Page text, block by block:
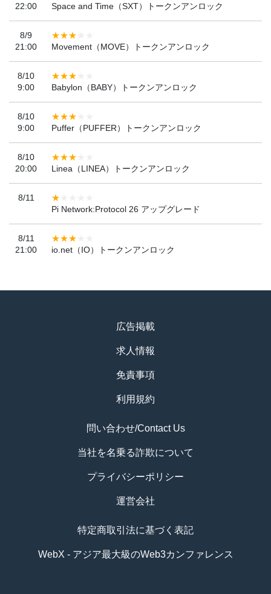
22:00
Space and Time（SXT）トークンアンロック
8/9
21:00
Movement（MOVE）トークンアンロック
8/10
9:00
Babylon（BABY）トークンアンロック
8/10
9:00
Puffer（PUFFER）トークンアンロック
8/10
20:00
Linea（LINEA）トークンアンロック
8/11
Pi Network:Protocol 26 アップグレード
8/11
21:00
io.net（IO）トークンアンロック
広告掲載
求人情報
免責事項
利用規約
問い合わせ/Contact Us
当社を名乗る詐欺について
プライバシーポリシー
運営会社
特定商取引法に基づく表記
WebX - アジア最大級のWeb3カンファレンス